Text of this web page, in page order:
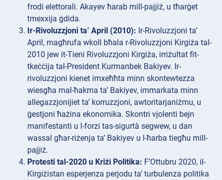
frodi elettorali. Akayev ħarab mill-pajjiż, u tħarġet
tmexxija ġdida.
Ir-Rivoluzzjoni ta’ April (2010): Ir-Rivoluzzjoni ta’
April, magħrufa wkoll bħala r-Rivoluzzjoni Kirgiża tal-
2010 jew it-Tieni Rivoluzzjoni Kirgiża, irriżultat fit-
tkeċċija tal-President Kurmanbek Bakiyev. Ir-
rivoluzzjoni kienet imxeħħta minn skontewtezza
wiesgħa mal-ħakma ta’ Bakiyev, immarkata minn
allegazzjonijiet ta’ korruzzjoni, awtoritarjaniżmu, u
ġestjoni ħażina ekonomika. Skontri vjolenti bejn
manifestanti u l-forzi tas-sigurtà segwew, u dan
wassal għar-riżenja ta’ Bakiyev u l-ħarba tiegħu mill-
pajjiż.
Protesti tal-2020 u Kriżi Politika: F’Ottubru 2020, il-
Kirgiżistan esperjenza perjodu ta’ turbulenza politika